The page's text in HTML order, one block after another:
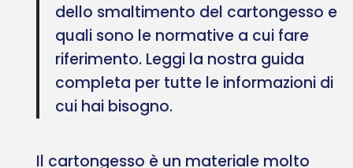
dello smaltimento del cartongesso e
quali sono le normative a cui fare
riferimento. Leggi la nostra guida
completa per tutte le informazioni di
cui hai bisogno.
Il cartongesso è un materiale molto